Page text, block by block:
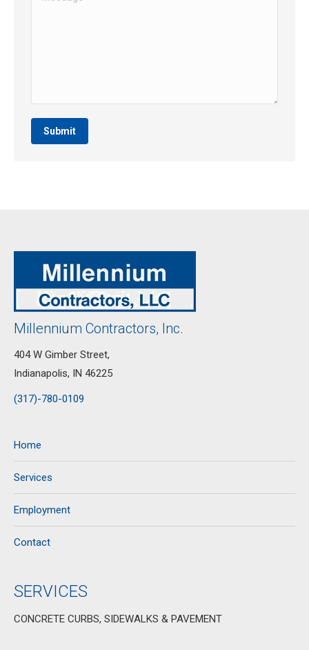
Submit
Millennium Contractors, Inc.
404 W Gimber Street,
Indianapolis, IN 46225
(317)-780-0109
Home
Services
Employment
Contact
SERVICES
CONCRETE CURBS, SIDEWALKS & PAVEMENT